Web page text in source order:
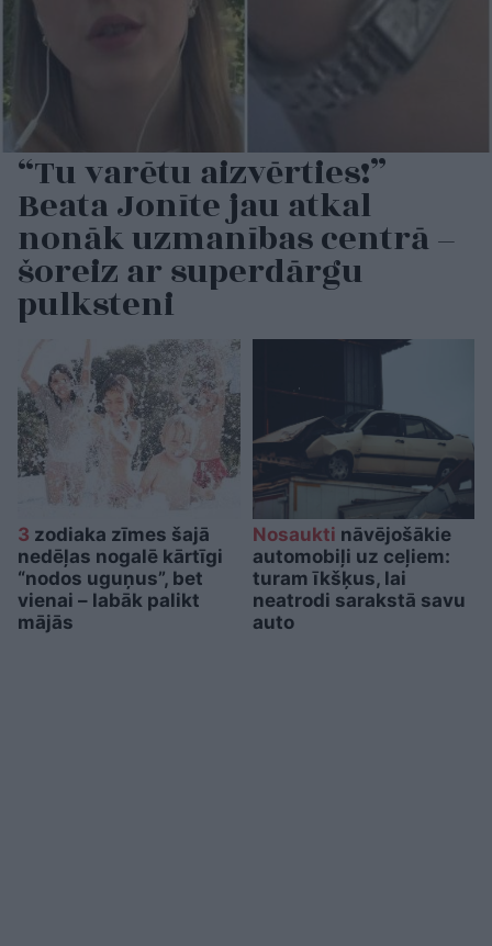
“Tu varētu aizvērties!”
Beata Jonīte jau atkal
nonāk uzmanības centrā –
šoreiz ar superdārgu
pulksteni
3 zodiaka zīmes šajā
nedēļas nogalē kārtīgi
“nodos uguņus”, bet
vienai – labāk palikt
mājās
Nosaukti nāvējošākie
automobiļi uz ceļiem:
turam īkšķus, lai
neatrodi sarakstā savu
auto